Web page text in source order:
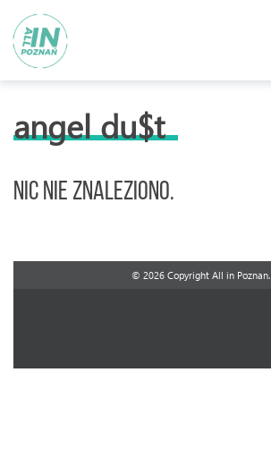
angel du$t
Nic nie znaleziono.
© 2026 Copyright All in Poznan.